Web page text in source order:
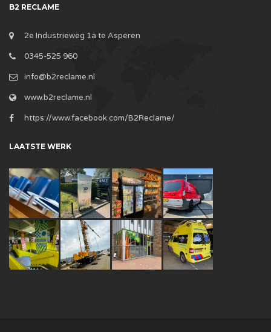
B2 RECLAME
2e Industrieweg 1a te Asperen
0345-525 960
info@b2reclame.nl
www.b2reclame.nl
https://www.facebook.com/B2Reclame/
LAATSTE WERK